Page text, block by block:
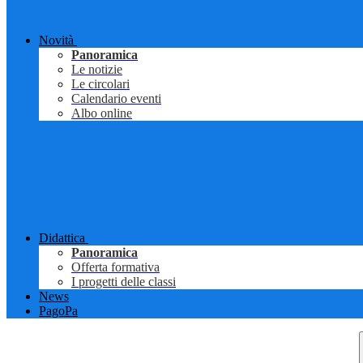
Novità
Panoramica
Le notizie
Le circolari
Calendario eventi
Albo online
Didattica
Panoramica
Offerta formativa
I progetti delle classi
News
PagoPa